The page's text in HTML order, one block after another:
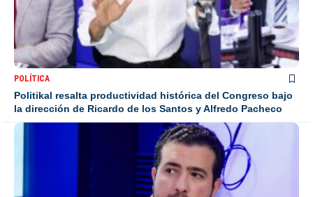
POLÍTICA
Politikal resalta productividad histórica del Congreso bajo
la dirección de Ricardo de los Santos y Alfredo Pacheco